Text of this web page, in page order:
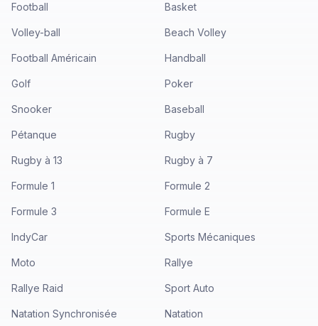
Football Basket
Volley-ball Beach Volley
Football Américain Handball
Golf Poker
Snooker Baseball
Pétanque Rugby
Rugby à 13 Rugby à 7
Formule 1 Formule 2
Formule 3 Formule E
IndyCar Sports Mécaniques
Moto Rallye
Rallye Raid Sport Auto
Natation Synchronisée Natation